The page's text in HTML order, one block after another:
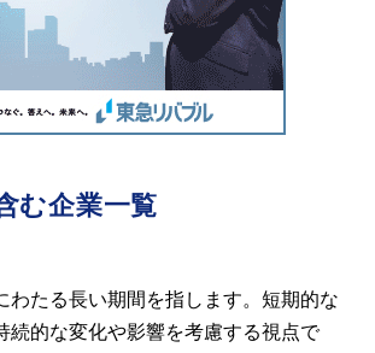
む企業一覧
わたる長い期間を指します。短期的な
続的な変化や影響を考慮する視点で